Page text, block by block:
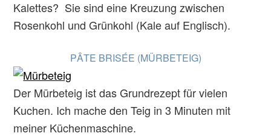
Kalettes? Sie sind eine Kreuzung zwischen
Rosenkohl und Grünkohl (Kale auf Englisch).
PÂTE BRISÉE (MÜRBETEIG)
Der Mürbeteig ist das Grundrezept für vielen
Kuchen. Ich mache den Teig in 3 Minuten mit
meiner Küchenmaschine.